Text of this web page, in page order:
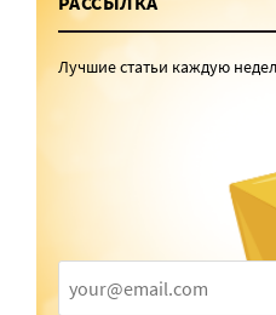
Лучшие статьи каждую